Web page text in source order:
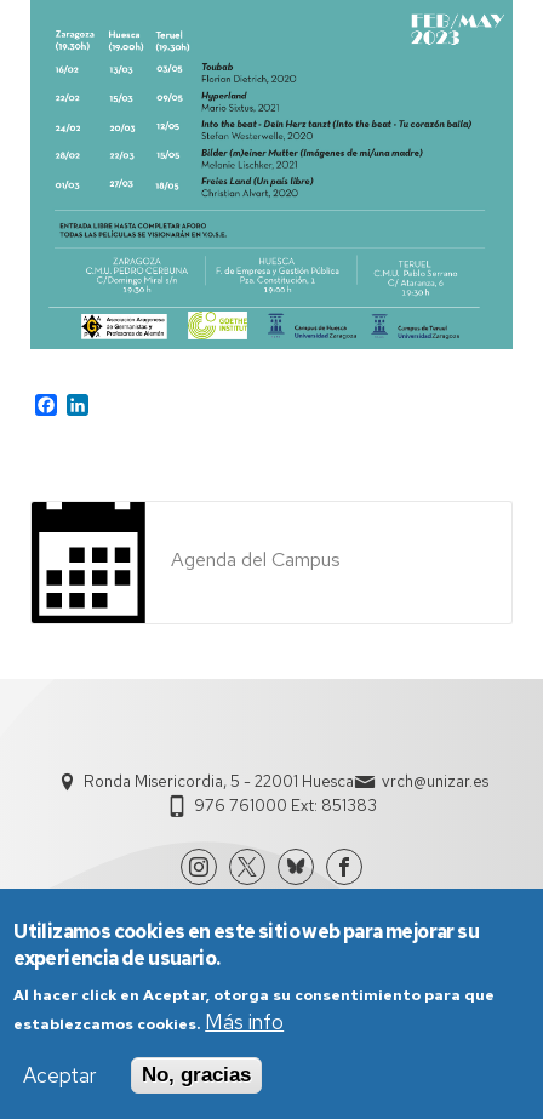
Facebook
Agenda del Campus
Ronda Misericordia, 5 - 22001 Huesca
vrch@unizar.es
976 761000 Ext: 851383
Política de Privacidad
Utilizamos cookies en este sitio web para mejorar su
experiencia de usuario.
Al hacer click en Aceptar, otorga su consentimiento para que
establezcamos cookies. Más info
Aceptar
No, gracias